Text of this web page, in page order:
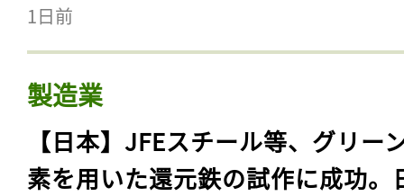
1日前
製造業
【日本】JFEスチール等、グリー
素を用いた還元鉄の試作に成功。